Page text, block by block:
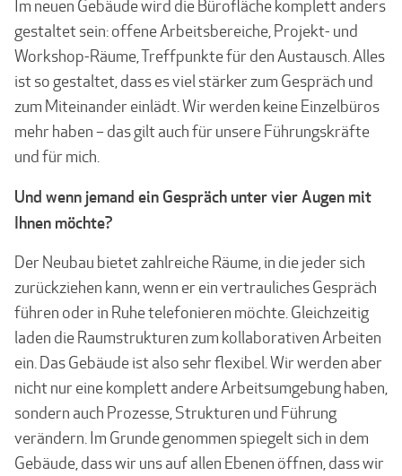
Im neuen Gebäude wird die Bürofläche komplett anders
gestaltet sein: offene Arbeits­bereiche, Projekt- und
Workshop-Räume, Treffpunkte für den Austausch. Alles
ist so gestaltet, dass es viel stärker zum Gespräch und
zum Miteinander einlädt. Wir werden keine Einzelbüros
mehr haben – das gilt auch für unsere Führungskräfte
und für mich.
Und wenn jemand ein Gespräch unter vier Augen mit
Ihnen möchte?
Der Neubau bietet zahlreiche Räume, in die jeder sich
zurückziehen kann, wenn er ein vertrauliches Gespräch
führen oder in Ruhe telefonieren möchte. Gleichzeitig
laden die Raumstrukturen zum kollaborativen Arbeiten
ein. Das Gebäude ist also sehr flexibel. Wir werden aber
nicht nur eine komplett andere Arbeitsumgebung haben,
sondern auch Prozesse, Strukturen und Führung
verändern. Im Grunde genommen spiegelt sich in dem
Gebäude, dass wir uns auf allen Ebenen öffnen, dass wir